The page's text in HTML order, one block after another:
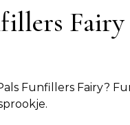
Fairy
Funfillers Fairy?